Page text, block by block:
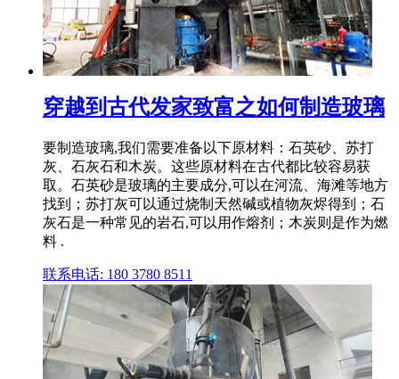
穿越到古代发家致富之如何制造玻璃
要制造玻璃,我们需要准备以下原材料：石英砂、苏打
灰、石灰石和木炭。这些原材料在古代都比较容易获
取。石英砂是玻璃的主要成分,可以在河流、海滩等地方
找到；苏打灰可以通过烧制天然碱或植物灰烬得到；石
灰石是一种常见的岩石,可以用作熔剂；木炭则是作为燃
料 .
联系电话: 180 3780 8511